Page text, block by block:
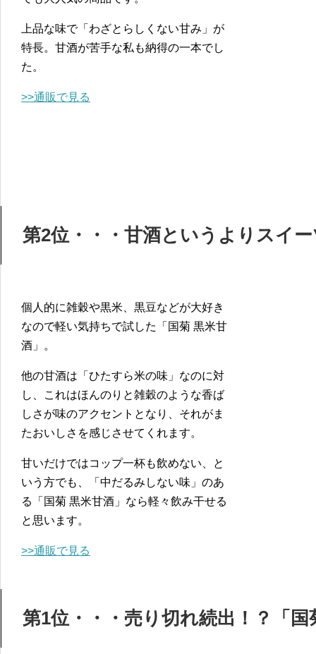
上品な味で「わざとらしくない甘み」が
特長。甘酒が苦手な私も納得の一本でし
た。
>>通販で見る
第2位・・・甘酒というよりスイ
個人的に雑穀や黒米、黒豆などが大好き
なので軽い気持ちで試した「国菊 黒米甘
酒」。
他の甘酒は「ひたすら米の味」なのに対
し、これはほんのりと雑穀のような香ば
しさが味のアクセントとなり、それがま
たおいしさを感じさせてくれます。
甘いだけではコップ一杯も飲めない、と
いう方でも、「中だるみしない味」のあ
る「国菊 黒米甘酒」なら軽々飲み干せる
と思います。
>>通販で見る
第1位・・・売り切れ続出！？「国